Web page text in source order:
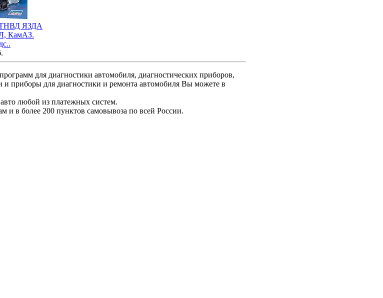
ЯЗДА
КамАЗ.
для диагностики автомобиля, диагностических приборов,
и приборы для диагностики и ремонта автомобиля Вы можете в
любой из платежных систем.
и в более 200 пунктов самовывоза по всей России.